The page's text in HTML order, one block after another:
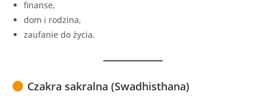
finanse,
dom i rodzina,
zaufanie do życia.
Czakra sakralna (Swadhisthana)